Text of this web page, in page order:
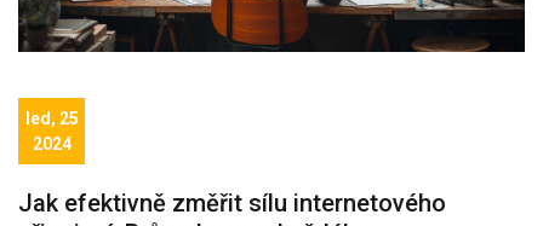
led, 25
2024
Jak efektivně změřit sílu internetového